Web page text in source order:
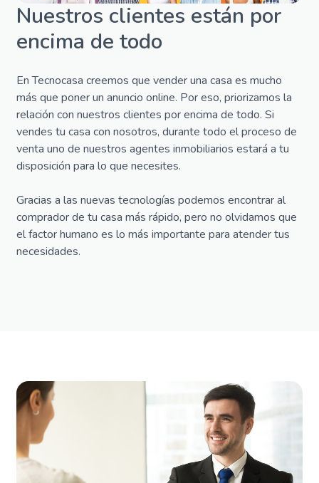
Nuestros clientes están por
encima de todo
En Tecnocasa creemos que vender una casa es mucho
más que poner un anuncio online. Por eso, priorizamos la
relación con nuestros clientes por encima de todo. Si
vendes tu casa con nosotros, durante todo el proceso de
venta uno de nuestros agentes inmobiliarios estará a tu
disposición para lo que necesites.
Gracias a las nuevas tecnologías podemos encontrar al
comprador de tu casa más rápido, pero no olvidamos que
el factor humano es lo más importante para atender tus
necesidades.